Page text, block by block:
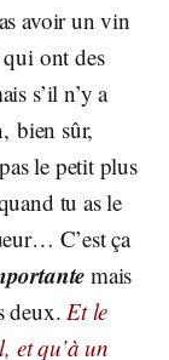
avoir un vin
ont des
s’il n’y a
bien sûr,
le petit plus
tu as le
C’est ça
mais
deux. Et le
et qu’à un